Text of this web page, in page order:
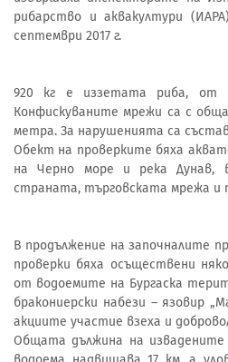
рибарство и аквакултури
септември 2017 г.
920 кг е иззетата риба, от
Конфискуваните мрежи са с
метра. За нарушенията са
Обект на проверките бяха
на Черно море и река Дунав,
страната, търговската мрежа
В продължение на започналите
проверки бяха осъществени
от водоемите на Бургаска
бракониерски набези – язовир
акциите участие взеха и
Общата дължина на